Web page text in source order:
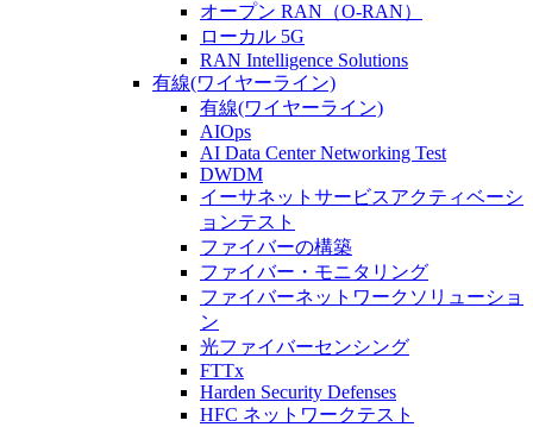
オープン RAN（O-RAN）
ローカル 5G
RAN Intelligence Solutions
有線(ワイヤーライン)
有線(ワイヤーライン)
AIOps
AI Data Center Networking Test
DWDM
イーサネットサービスアクティベーシ
ョンテスト
ファイバーの構築
ファイバー・モニタリング
ファイバーネットワークソリューショ
ン
光ファイバーセンシング
FTTx
Harden Security Defenses
HFC ネットワークテスト